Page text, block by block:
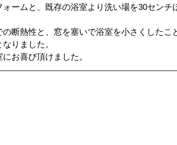
ームと、既存の浴室より洗い場を30センチ
断熱性と、窓を塞いで浴室を小さくしたこ
りました。
お喜び頂けました。